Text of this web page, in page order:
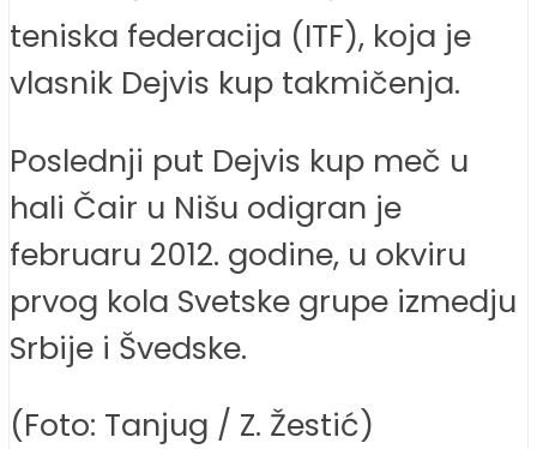
teniska federacija (ITF), koja je
vlasnik Dejvis kup takmičenja.
Poslednji put Dejvis kup meč u
hali Čair u Nišu odigran je
februaru 2012. godine, u okviru
prvog kola Svetske grupe izmedju
Srbije i Švedske.
(Foto: Tanjug / Z. Žestić)